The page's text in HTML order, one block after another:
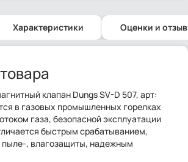
Характеристики Оценки и
клапан Dungs SV-D 507, арт:
в газовых промышленных горелках
газа, безопасной эксплуатации
быстрым срабатыванием,
, влагозащиты, надежным